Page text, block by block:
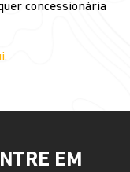
concessionária
.
EM